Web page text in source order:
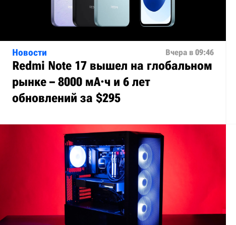
Новости Вчера в 09:46
Redmi Note 17 вышел на глобальном
рынке – 8000 мА·ч и 6 лет
обновлений за $295